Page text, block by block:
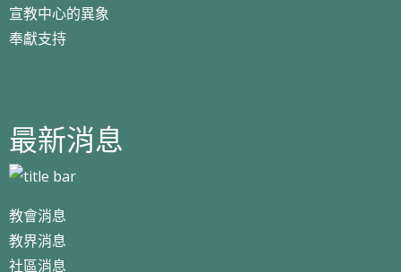
宣教中心的異象
奉獻支持
最新消息
教會消息
教界消息
社區消息